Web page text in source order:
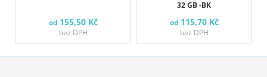
od 155,50 Kč
bez DPH
32 GB -BK
od 115,70 Kč
bez DPH